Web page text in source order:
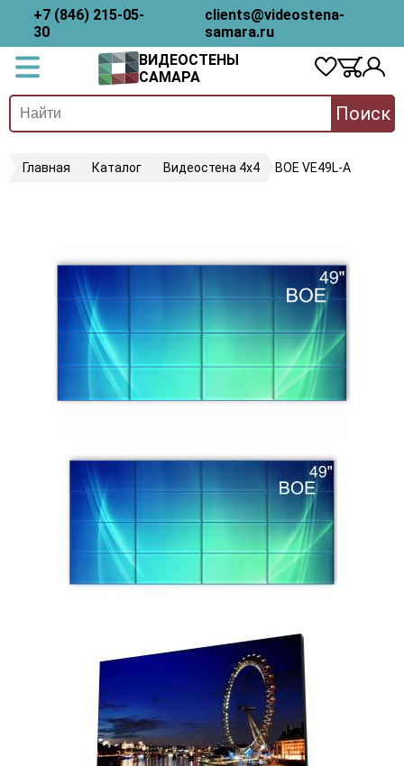
+7 (846) 215-05-
30
clients@videostena-
samara.ru
ВИДЕОСТЕНЫ
САМАРА
Поиск
Главная Каталог Видеостена 4х4 BOE VE49L-A